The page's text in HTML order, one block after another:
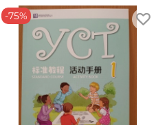
-75%